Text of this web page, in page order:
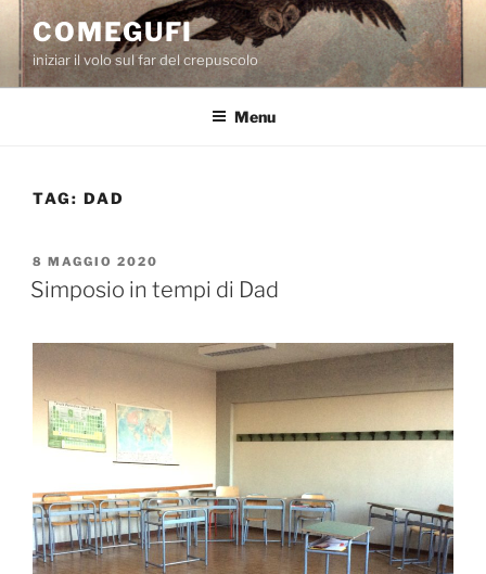
Salta
contenuto
COMEGUFI
iniziar il volo sul far del crepuscolo
Menu
TAG: DAD
PUBBLICATO
IL
8 MAGGIO 2020
Simposio in tempi di Dad